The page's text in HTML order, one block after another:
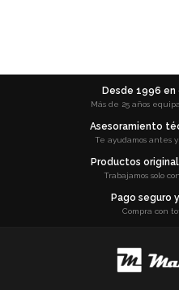
Desde 1996
Más de 25 años
Asesoramiento
Te ayudamos antes
Productos
Trabajamos solo
Pago seguro
Compra con